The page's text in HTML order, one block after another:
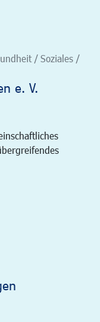
/ Soziales /
e. V.